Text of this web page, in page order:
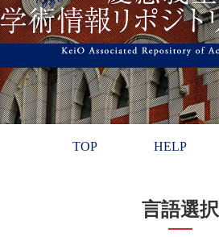
TOP HELP
言語選択